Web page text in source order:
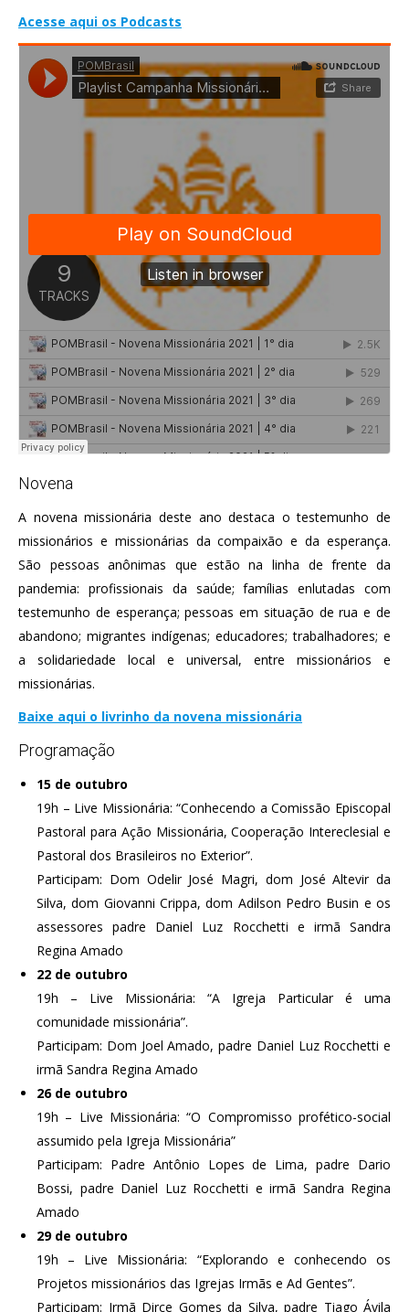
Acesse aqui os Podcasts
Novena
A novena missionária deste ano destaca o testemunho de
missionários e missionárias da compaixão e da esperança.
São pessoas anônimas que estão na linha de frente da
pandemia: profissionais da saúde; famílias enlutadas com
testemunho de esperança; pessoas em situação de rua e de
abandono; migrantes indígenas; educadores; trabalhadores; e
a solidariedade local e universal, entre missionários e
missionárias.
Baixe aqui o livrinho da novena missionária
Programação
15 de outubro
19h – Live Missionária: “Conhecendo a Comissão Episcopal
Pastoral para Ação Missionária, Cooperação Intereclesial e
Pastoral dos Brasileiros no Exterior”.
Participam: Dom Odelir José Magri, dom José Altevir da
Silva, dom Giovanni Crippa, dom Adilson Pedro Busin e os
assessores padre Daniel Luz Rocchetti e irmã Sandra
Regina Amado
22 de outubro
19h – Live Missionária: “A Igreja Particular é uma
comunidade missionária”.
Participam: Dom Joel Amado, padre Daniel Luz Rocchetti e
irmã Sandra Regina Amado
26 de outubro
19h – Live Missionária: “O Compromisso profético-social
assumido pela Igreja Missionária”
Participam: Padre Antônio Lopes de Lima, padre Dario
Bossi, padre Daniel Luz Rocchetti e irmã Sandra Regina
Amado
29 de outubro
19h – Live Missionária: “Explorando e conhecendo os
Projetos missionários das Igrejas Irmãs e Ad Gentes”.
Participam: Irmã Dirce Gomes da Silva, padre Tiago Ávila